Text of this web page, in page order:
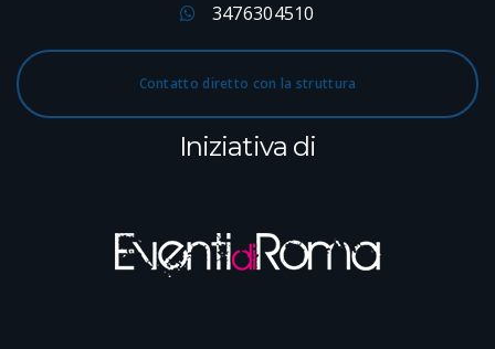
3476304510
Contatto diretto con la struttura
Iniziativa di